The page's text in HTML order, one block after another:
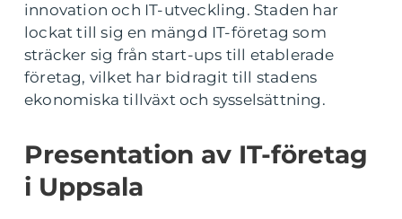
innovation och IT-utveckling. Staden har
lockat till sig en mängd IT-företag som
sträcker sig från start-ups till etablerade
företag, vilket har bidragit till stadens
ekonomiska tillväxt och sysselsättning.
Presentation av IT-företag
i Uppsala